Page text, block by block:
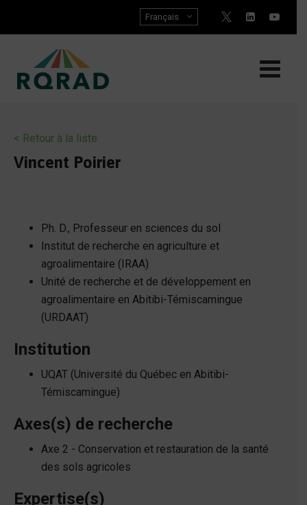
Français
< Retour à la liste
Vincent Poirier
Ph. D., Professeur en sciences du sol
Institut de recherche en agriculture et
agroalimentaire (IRAA)
Unité de recherche et de développement en
agroalimentaire en Abitibi-Témiscamingue
(URDAAT)
Institution
UQAT (Université du Québec en Abitibi-
Témiscamingue)
Axes(s) de recherche
Axe 2 - Conservation et restauration de la santé
des sols agricoles
Expertise(s)